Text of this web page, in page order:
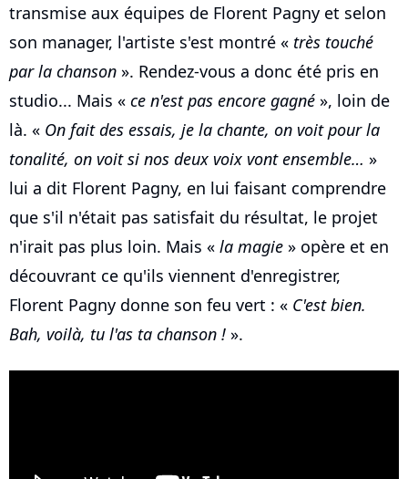
transmise aux équipes de Florent Pagny et selon
son manager, l'artiste s'est montré « très touché
par la chanson ». Rendez-vous a donc été pris en
studio... Mais « ce n'est pas encore gagné », loin de
là. « On fait des essais, je la chante, on voit pour la
tonalité, on voit si nos deux voix vont ensemble… »
lui a dit Florent Pagny, en lui faisant comprendre
que s'il n'était pas satisfait du résultat, le projet
n'irait pas plus loin. Mais « la magie » opère et en
découvrant ce qu'ils viennent d'enregistrer,
Florent Pagny donne son feu vert : « C'est bien.
Bah, voilà, tu l'as ta chanson ! ».